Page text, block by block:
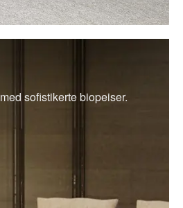
sofistikerte biopeiser.